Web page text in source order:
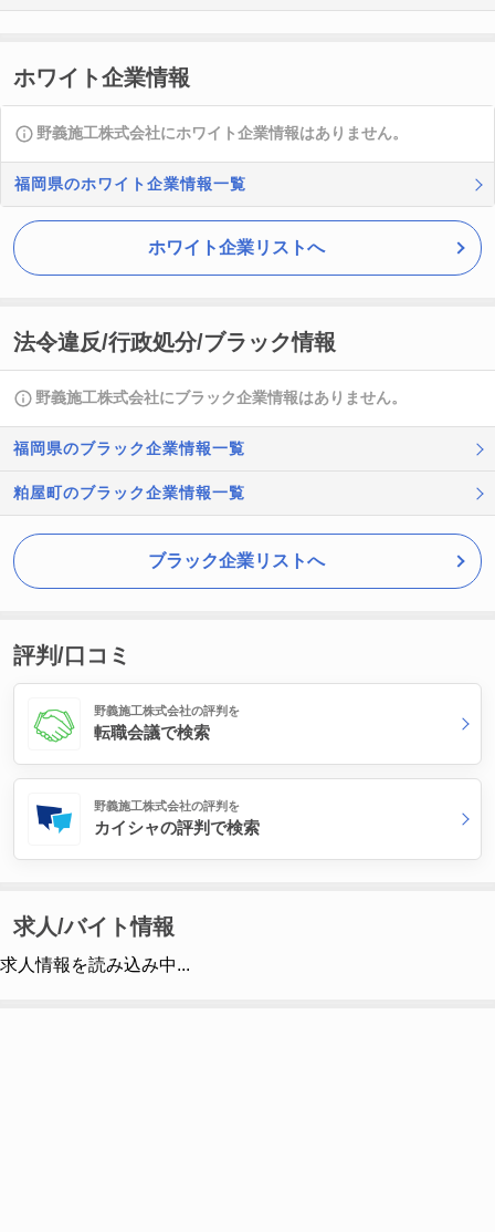
ホワイト企業情報
野義施工株式会社にホワイト企業情報はありません。
福岡県のホワイト企業情報一覧
ホワイト企業リストへ
法令違反/行政処分/ブラック情報
野義施工株式会社にブラック企業情報はありません。
福岡県のブラック企業情報一覧
粕屋町のブラック企業情報一覧
ブラック企業リストへ
評判/口コミ
野義施工株式会社の評判を
転職会議で検索
野義施工株式会社の評判を
カイシャの評判で検索
求人/バイト情報
求人情報を読み込み中...